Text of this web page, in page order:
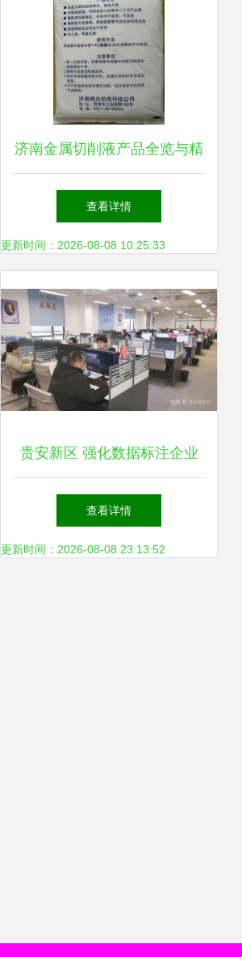
济南金属切削液产品全览与精
达机电科技公司技术咨询服务
查看详情
更新时间：2026-08-08 10:25:33
贵安新区 强化数据标注企业
引育，以技术咨询为引擎助力
打造数智产业集群
查看详情
更新时间：2026-08-08 23:13:52